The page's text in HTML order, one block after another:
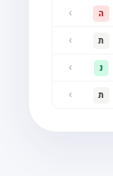
ה
›
ת
›
נ
›
ת ›